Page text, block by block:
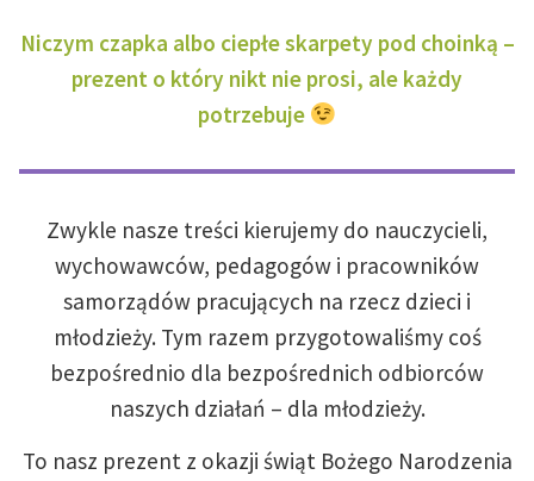
Niczym czapka albo ciepłe skarpety pod choinką –
prezent o który nikt nie prosi, ale każdy
potrzebuje
Zwykle nasze treści kierujemy do nauczycieli,
wychowawców, pedagogów i pracowników
samorządów pracujących na rzecz dzieci i
młodzieży. Tym razem przygotowaliśmy coś
bezpośrednio dla bezpośrednich odbiorców
naszych działań – dla młodzieży.
To nasz prezent z okazji świąt Bożego Narodzenia